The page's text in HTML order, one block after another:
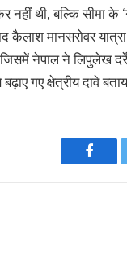
नहीं थी, बल्कि सीमा
कैलाश मानसरोवर
नेपाल ने लिपुलेख
गए क्षेत्रीय दावे